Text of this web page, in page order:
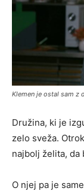
Klemen je ostal sam z
Družina, ki je
zelo sveža.
najbolj želita, da
O njej pa je